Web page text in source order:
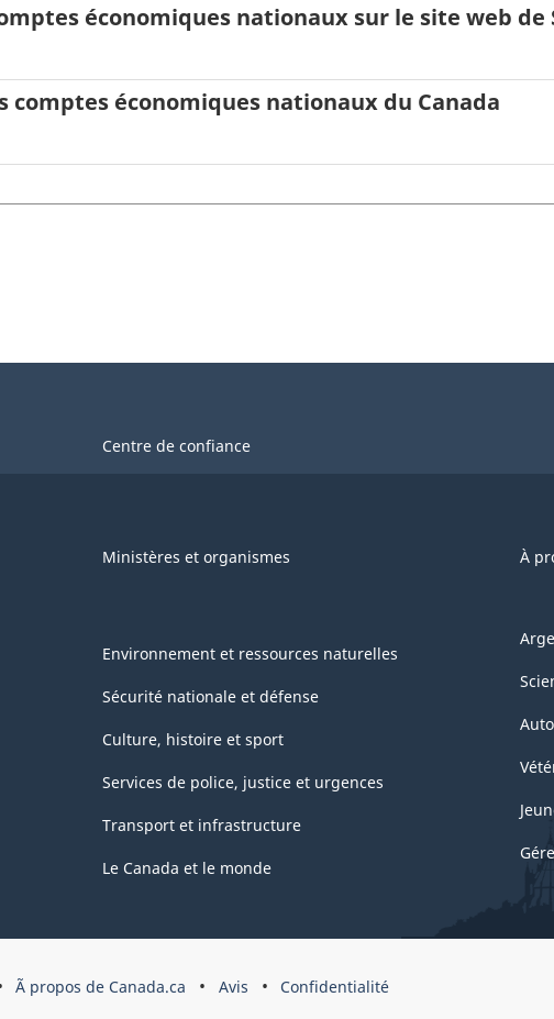
économiques nationaux sur le site web
comptes économiques nationaux du Canada
Centre de confiance
Ministères et organismes À
Environnement et ressources naturelles
Sécurité nationale et défense
Culture, histoire et sport
Services de police, justice et urgences
Transport et infrastructure
Le Canada et le monde
Ã propos de Canada.ca Avis Confidentialité